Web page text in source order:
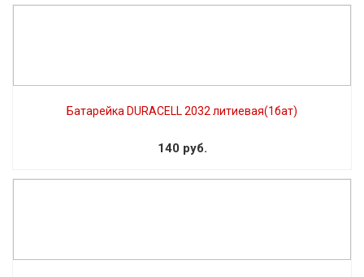
Батарейка DURACELL 2032 литиевая(1бат)
140 руб.